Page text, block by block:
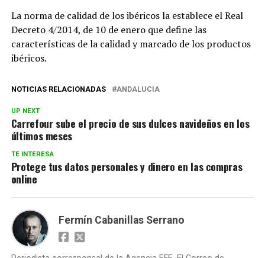
La norma de calidad de los ibéricos la establece el Real
Decreto 4/2014, de 10 de enero que define las
características de la calidad y marcado de los productos
ibéricos.
NOTICIAS RELACIONADAS ANDALUCIA
UP NEXT
Carrefour sube el precio de sus dulces navideños en los
últimos meses
TE INTERESA
Protege tus datos personales y dinero en las compras
online
Fermín Cabanillas Serrano